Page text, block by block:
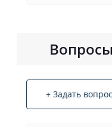
+ Задать вопрос